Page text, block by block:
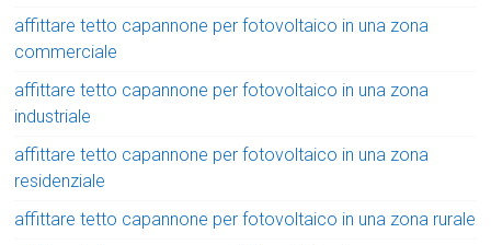
affittare tetto capannone per fotovoltaico in una zona
commerciale
affittare tetto capannone per fotovoltaico in una zona
industriale
affittare tetto capannone per fotovoltaico in una zona
residenziale
affittare tetto capannone per fotovoltaico in una zona rurale